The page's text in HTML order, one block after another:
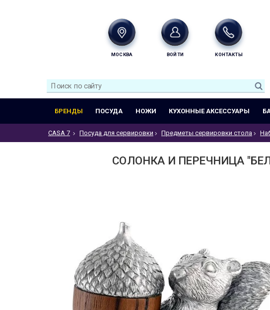
МОСКВА ВОЙТИ КОНТАКТЫ
БРЕНДЫ ПОСУДА НОЖИ КУХОННЫЕ АКСЕССУАРЫ
CASA 7 Посуда для сервировки Предметы сервировки стола
СОЛОНКА И ПЕРЕЧНИЦА